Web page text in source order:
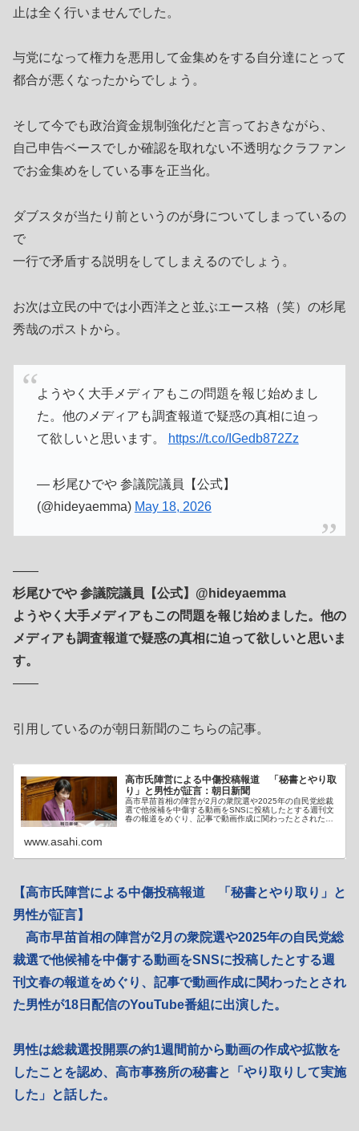
止は全く行いませんでした。
与党になって権力を悪用して金集めをする自分達にとって
都合が悪くなったからでしょう。
そして今でも政治資金規制強化だと言っておきながら、
自己申告ベースでしか確認を取れない不透明なクラファン
でお金集めをしている事を正当化。
ダブスタが当たり前というのが身についてしまっているの
で
一行で矛盾する説明をしてしまえるのでしょう。
お次は立民の中では小西洋之と並ぶエース格（笑）の杉尾
秀哉のポストから。
ようやく大手メディアもこの問題を報じ始めまし
た。他のメディアも調査報道で疑惑の真相に迫っ
て欲しいと思います。
https://t.co/IGedb872Zz
— 杉尾ひでや 参議院議員【公式】
(@hideyaemma) May 18, 2026
――
杉尾ひでや 参議院議員【公式】@hideyaemma
ようやく大手メディアもこの問題を報じ始めました。他の
メディアも調査報道で疑惑の真相に迫って欲しいと思いま
す。
――
引用しているのが朝日新聞のこちらの記事。
高市氏陣営による中傷投稿報道 「秘書とやり取
り」と男性が証言：朝日新聞
高市早苗首相の陣営が2月の衆院選や2025年の自民党総裁
選で他候補を中傷する動画をSNSに投稿したとする週刊文
春の報道をめぐり、記事で動画作成に関わったとされた男
www.asahi.com
【高市氏陣営による中傷投稿報道 「秘書とやり取り」と
男性が証言】
高市早苗首相の陣営が2月の衆院選や2025年の自民党総
裁選で他候補を中傷する動画をSNSに投稿したとする週
刊文春の報道をめぐり、記事で動画作成に関わったとされ
た男性が18日配信のYouTube番組に出演した。
男性は総裁選投開票の約1週間前から動画の作成や拡散を
したことを認め、高市事務所の秘書と「やり取りして実施
した」と話した。